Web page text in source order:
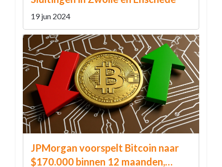
19 jun 2024
JPMorgan voorspelt Bitcoin naar
$170.000 binnen 12 maanden,